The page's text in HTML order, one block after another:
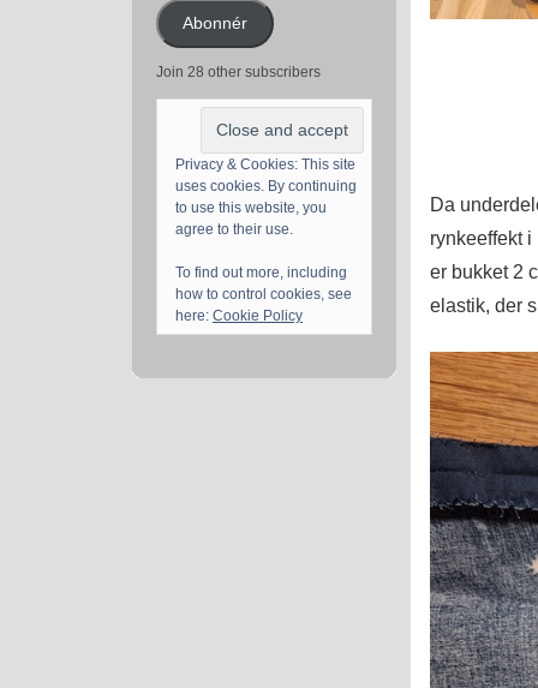
adresseAbonnér
Join 28 other subscribers
Privacy & Cookies: This site
uses cookies. By continuing
to use this website, you
agree to their use.
To find out more, including
how to control cookies, see
here: Cookie Policy
Da
rynkeeffekt
er bukket 2
elastik, der